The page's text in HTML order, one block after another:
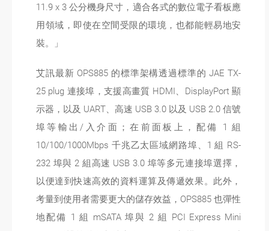
11.9 x 3 公分機身尺寸，適合各式的數位電子看板應
用領域，即使在空間受限的環境，也都能輕易地安
裝。」
艾訊最新 OPS885 的標準架構透過標準的 JAE TX-
25 plug 連接埠，支援高畫質 HDMI、DisplayPort 顯
示器，以及 UART、高速 USB 3.0 以及 USB 2.0 信號
埠等輸出/入介面；在前面板上，配備 1 組
10/100/1000Mbps 千兆乙太區域網路埠、1 組 RS-
232 埠與 2 組高速 USB 3.0 埠等多元連接埠選擇，
以便達到快速高效的資料運算及傳遞效果。此外，
考量到使用者需要更大的儲存效益，OPS885 也彈性
地配備 1 組 mSATA 埠與 2 組 PCI Express Mini